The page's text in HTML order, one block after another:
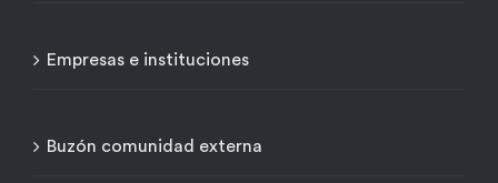
Empresas e instituciones
Buzón comunidad externa